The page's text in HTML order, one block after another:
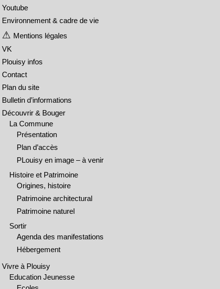
Youtube
Environnement & cadre de vie
Mentions légales
VK
Plouisy infos
Contact
Plan du site
Bulletin d’informations
Découvrir & Bouger
La Commune
Présentation
Plan d’accès
PLouisy en image – à venir
Histoire et Patrimoine
Origines, histoire
Patrimoine architectural
Patrimoine naturel
Sortir
Agenda des manifestations
Hébergement
Vivre à Plouisy
Education Jeunesse